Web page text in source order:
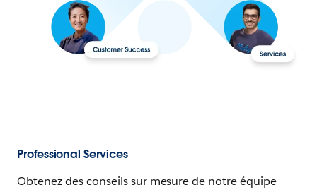
Professional Services
Obtenez des conseils sur mesure de notre équipe